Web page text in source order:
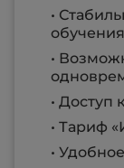
•
•
• Доступ
• Тариф
•